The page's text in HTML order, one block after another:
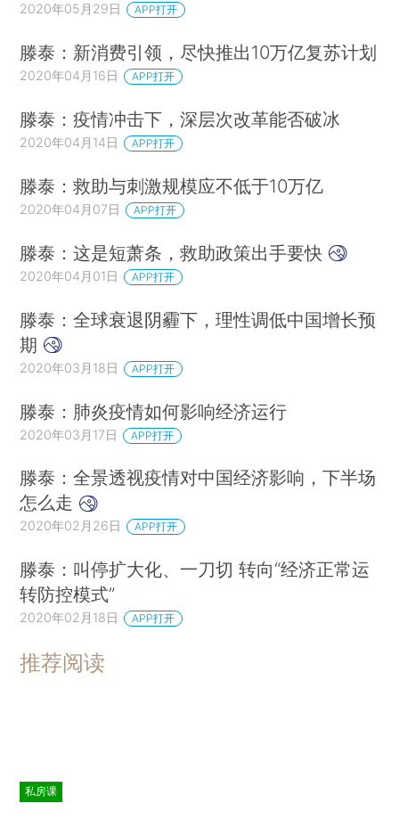
2020年05月29日 APP打开
滕泰：新消费引领，尽快推出10万亿复苏计划
2020年04月16日 APP打开
滕泰：疫情冲击下，深层次改革能否破冰
2020年04月14日 APP打开
滕泰：救助与刺激规模应不低于10万亿
2020年04月07日 APP打开
滕泰：这是短萧条，救助政策出手要快
2020年04月01日 APP打开
滕泰：全球衰退阴霾下，理性调低中国增长预
期
2020年03月18日 APP打开
滕泰：肺炎疫情如何影响经济运行
2020年03月17日 APP打开
滕泰：全景透视疫情对中国经济影响，下半场
怎么走
2020年02月26日 APP打开
滕泰：叫停扩大化、一刀切 转向“经济正常运
转防控模式”
2020年02月18日 APP打开
推荐阅读
私房课